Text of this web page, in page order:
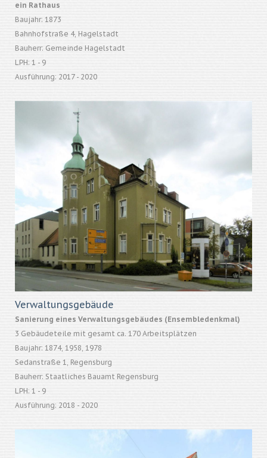
ein Rathaus
Baujahr: 1873
Bahnhofstraße 4, Hagelstadt
Bauherr: Gemeinde Hagelstadt
LPH: 1 - 9
Ausführung: 2017 - 2020
Verwaltungsgebäude
Sanierung eines Verwaltungsgebäudes (Ensembledenkmal)
3 Gebäudeteile mit gesamt ca. 170 Arbeitsplätzen
Baujahr: 1874, 1958, 1978
Sedanstraße 1, Regensburg
Bauherr: Staatliches Bauamt Regensburg
LPH: 1 - 9
Ausführung: 2018 - 2020